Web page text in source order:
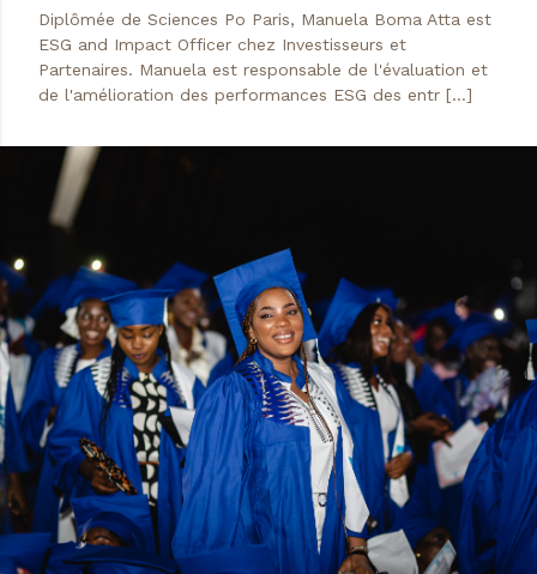
Diplômée de Sciences Po Paris, Manuela Boma Atta est
ESG and Impact Officer chez Investisseurs et
Partenaires. Manuela est responsable de l'évaluation et
de l'amélioration des performances ESG des entr […]